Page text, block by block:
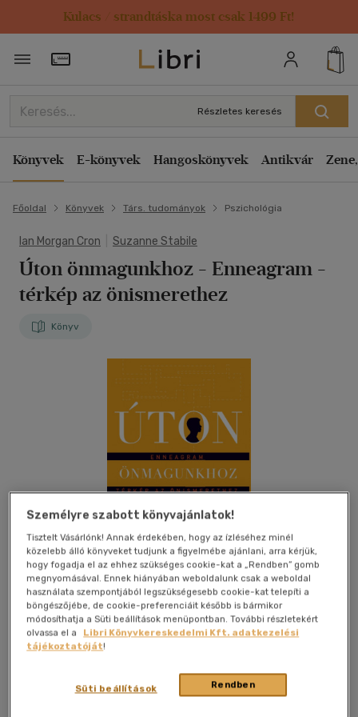
Kulacs / strandtáska most csak 1499 Ft!
Törzsvásárlói Kártya adatai
Részletes keresés
Könyvek E-könyvek Hangoskönyvek Antikvár
Főoldal Könyvek Társ. tudományok Pszichológia
Ian Morgan Cron Suzanne Stabile
Úton önmagunkhoz - Enneagram -
térkép az önismerethez
Könyv
Kívánságlistához adom Megosztom
Harmat Kiadói Alapítvány| magyar nyelvű
Személyre szabott könyvajánlatok!
Tisztelt Vásárlónk! Annak érdekében, hogy az ízléséhez minél
közelebb álló könyveket tudjunk a figyelmébe ajánlani, arra kérjük,
hogy fogadja el az ehhez szükséges cookie-kat a „Rendben” gomb
megnyomásával. Ennek hiányában weboldalunk csak a weboldal
használata szempontjából legszükségesebb cookie-kat telepíti a
böngészőjébe, de cookie-preferenciáit később is bármikor
módosíthatja a Süti beállítások menüpontban. További részletekért
olvassa el a
Libri Könyvkereskedelmi Kft. adatkezelési
tájékoztatóját!
Rendben
Süti beállítások